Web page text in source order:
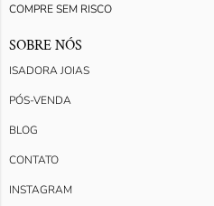
COMPRE SEM RISCO
SOBRE NÓS
ISADORA JOIAS
PÓS-VENDA
BLOG
CONTATO
INSTAGRAM